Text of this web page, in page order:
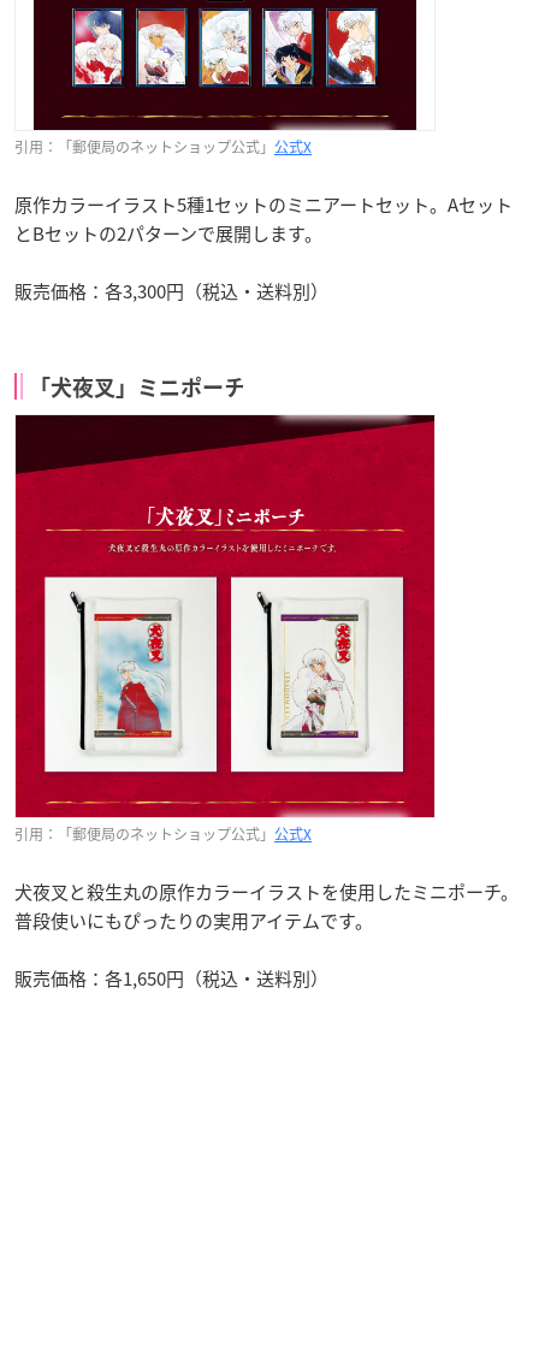
引用：「郵便局のネットショップ公式」 公式X
原作カラーイラスト5種1セットのミニアートセット。Aセット
とBセットの2パターンで展開します。
販売価格：各3,300円（税込・送料別）
「犬夜叉」ミニポーチ
引用：「郵便局のネットショップ公式」 公式X
犬夜叉と殺生丸の原作カラーイラストを使用したミニポーチ。
普段使いにもぴったりの実用アイテムです。
販売価格：各1,650円（税込・送料別）